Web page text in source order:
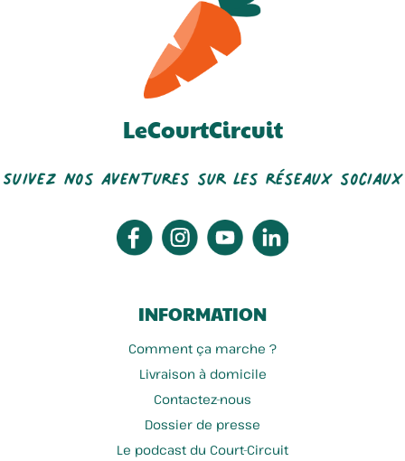
LeCourtCircuit
Suivez nos aventures sur les réseaux sociaux
INFORMATION
Comment ça marche ?
Livraison à domicile
Contactez-nous
Dossier de presse
Le podcast du Court-Circuit